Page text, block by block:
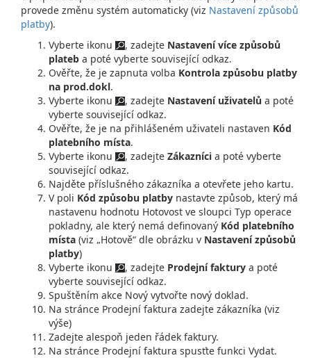
provede změnu systém automaticky (viz Nastavení způsobů
platby).
Vyberte ikonu
, zadejte Nastavení více způsobů
plateb a poté vyberte související odkaz.
Ověřte, že je zapnuta volba Kontrola způsobu platby
na prod.dokl.
Vyberte ikonu
, zadejte Nastavení uživatelů a poté
vyberte související odkaz.
Ověřte, že je na přihlášeném uživateli nastaven Kód
platebního místa.
Vyberte ikonu
, zadejte Zákazníci a poté vyberte
související odkaz.
Najděte příslušného zákazníka a otevřete jeho kartu.
V poli Kód způsobu platby nastavte způsob, který má
nastavenu hodnotu Hotovost ve sloupci Typ operace
pokladny, ale který nemá definovaný Kód platebního
místa (viz „Hotově“ dle obrázku v Nastavení způsobů
platby)
Vyberte ikonu
, zadejte Prodejní faktury a poté
vyberte související odkaz.
Spuštěním akce Nový vytvořte nový doklad.
Na stránce Prodejní faktura zadejte zákazníka (viz
výše)
Zadejte alespoň jeden řádek faktury.
Na stránce Prodejní faktura spusťte funkci Vydat.